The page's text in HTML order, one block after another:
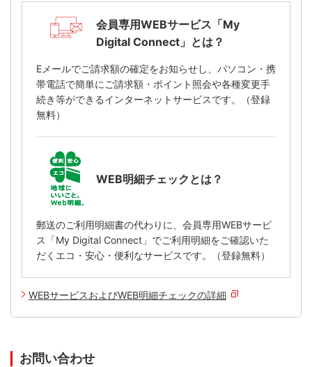
会員専用WEBサービス「My
Digital Connect」とは？
Eメールでご請求額の確定をお知らせし、パソコン・携
帯電話で簡単にご請求額・ポイント照会や各種変更手
続き等ができるインターネットサービスです。（登録
無料）
WEB明細チェックとは？
郵送のご利用明細書の代わりに、会員専用WEBサービ
ス「My Digital Connect」でご利用明細をご確認いた
だくエコ・安心・便利なサービスです。（登録無料）
WEBサービスおよびWEB明細チェックの詳細
お問い合わせ